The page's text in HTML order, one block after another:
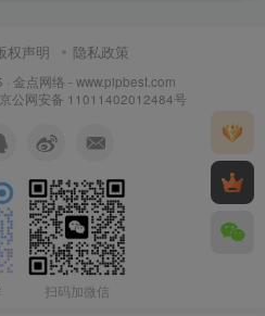
权声明 隐私政策
金点网络 - www.pipbest.com
京公网安备 11011402012484号
扫码加微信